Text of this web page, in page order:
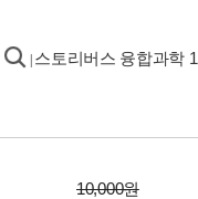
스토리버스 융합과학 1
10,000원